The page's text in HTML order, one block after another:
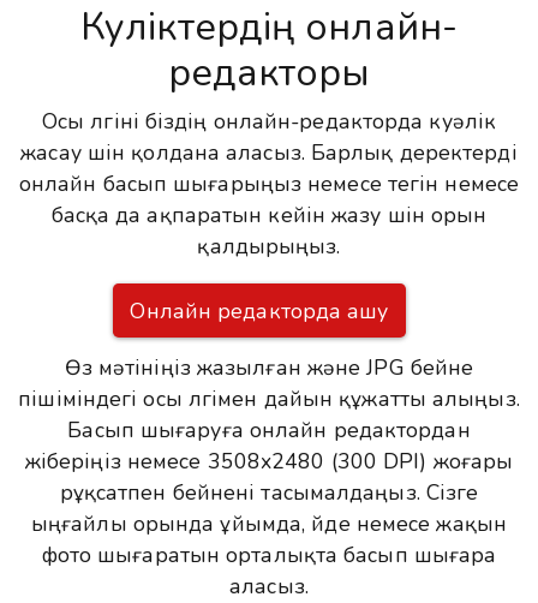
Куәліктердің онлайн-
редакторы
Осы үлгіні біздің онлайн-редакторда куәлік
жасау үшін қолдана аласыз. Барлық деректерді
онлайн басып шығарыңыз немесе тегін немесе
басқа да ақпаратын кейін жазу үшін орын
қалдырыңыз.
Онлайн редакторда ашу
Өз мәтініңіз жазылған және JPG бейне
пішіміндегі осы үлгімен дайын құжатты алыңыз.
Басып шығаруға онлайн редактордан
жіберіңіз немесе 3508x2480 (300 DPI) жоғары
рұқсатпен бейнені тасымалдаңыз. Сізге
ыңғайлы орында ұйымда, үйде немесе жақын
фото шығаратын орталықта басып шығара
аласыз.